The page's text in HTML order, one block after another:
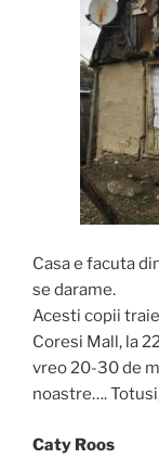
Casa e facuta
se darame.
Acesti copii
Coresi Mall, la
vreo 20-30 de
noastre….
Caty Roos